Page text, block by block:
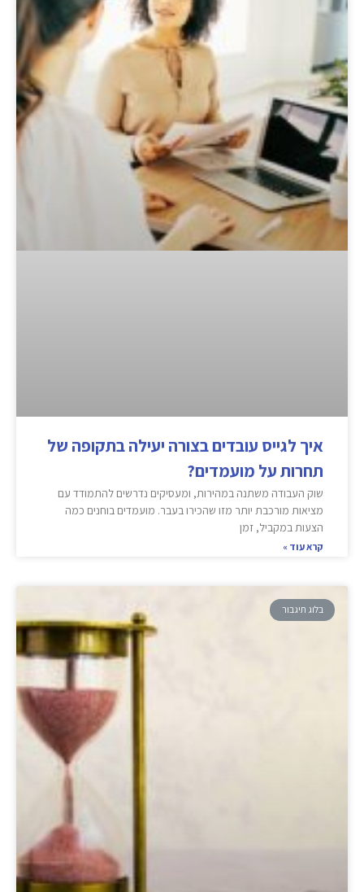
איך לגייס עובדים בצורה יעילה בתקופה של
תחרות על מועמדים?
שוק העבודה משתנה במהירות, ומעסיקים נדרשים להתמודד עם
מציאות מורכבת יותר מזו שהכירו בעבר. מועמדים בוחנים כמה
הצעות במקביל, זמן
קרא עוד »
בלוג תיגבור